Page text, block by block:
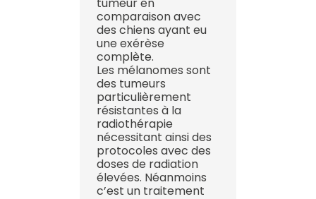
tumeur en
comparaison avec
des chiens ayant eu
une exérèse
complète.
Les mélanomes sont
des tumeurs
particulièrement
résistantes à la
radiothérapie
nécessitant ainsi des
protocoles avec des
doses de radiation
élevées. Néanmoins
c’est un traitement